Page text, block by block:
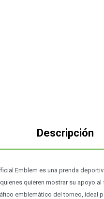
Descripción
Emblem es una prenda
quieren mostrar su apoyo
emblemático del torneo, ideal